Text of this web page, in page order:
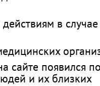
в
сайте появился
и их близких